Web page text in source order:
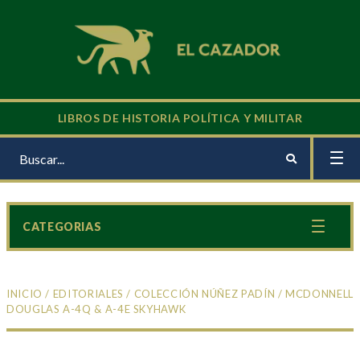
LIBROS DE HISTORIA POLÍTICA Y MILITAR
INICIO / EDITORIALES / COLECCIÓN NÚÑEZ PADÍN / MCDONNELL
DOUGLAS A-4Q & A-4E SKYHAWK
CATEGORIAS